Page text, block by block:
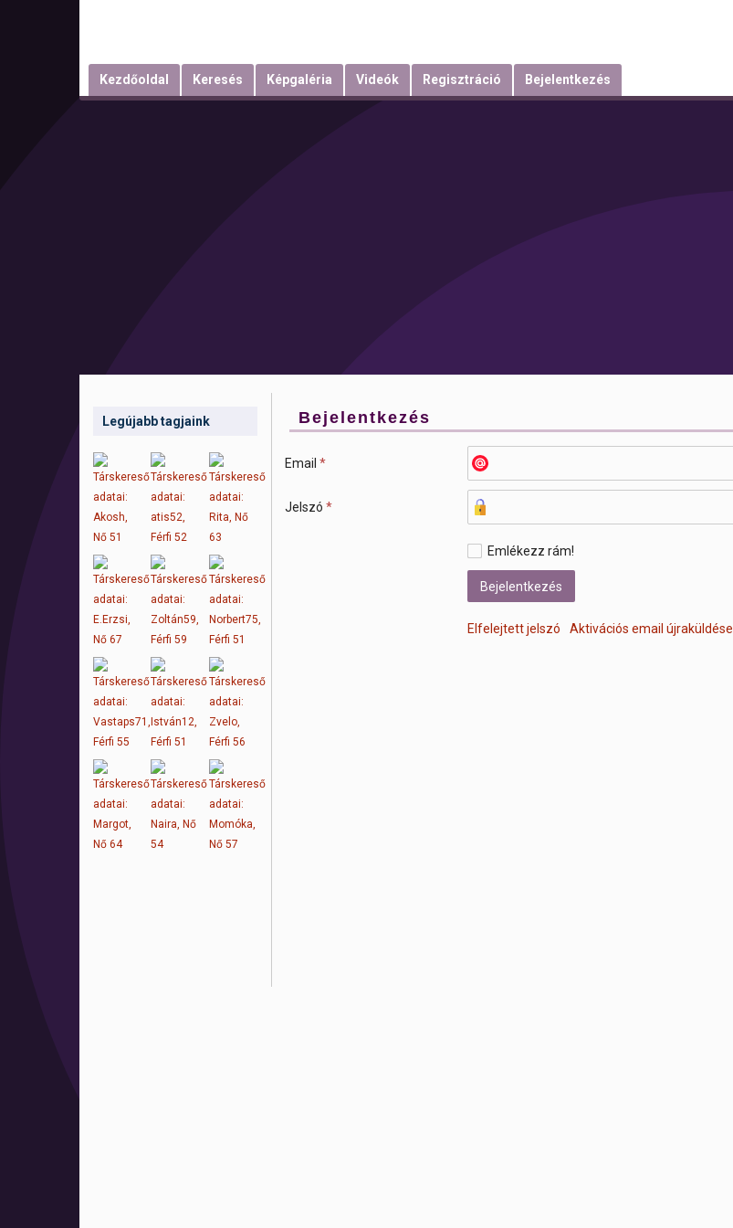
Kezdőoldal Keresés Képgaléria Videók Regisztráció Bejelentkezés
Legújabb tagjaink Bejelentkezés
Email *
Jelszó *
Emlékezz rám!
Elfelejtett jelszó Aktivációs email újraküldése